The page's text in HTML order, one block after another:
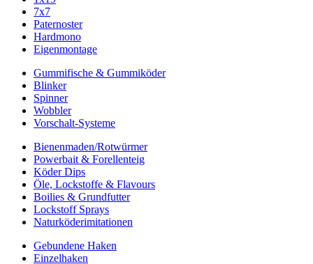
7x7
Paternoster
Hardmono
Eigenmontage
Gummifische & Gummiköder
Blinker
Spinner
Wobbler
Vorschalt-Systeme
Bienenmaden/Rotwürmer
Powerbait & Forellenteig
Köder Dips
Öle, Lockstoffe & Flavours
Boilies & Grundfutter
Lockstoff Sprays
Naturköderimitationen
Gebundene Haken
Einzelhaken